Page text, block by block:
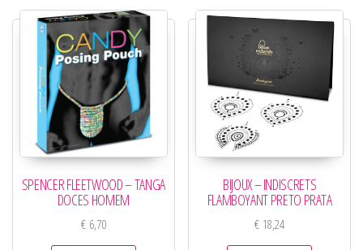
SPENCER FLEETWOOD – TANGA
DOCES HOMEM
€6,70
BIJOUX – INDISCRETS
FLAMBOYANT PRETO PRATA
€ 18,24